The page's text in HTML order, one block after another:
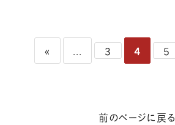
« ... 3 4 5
前のページに戻る